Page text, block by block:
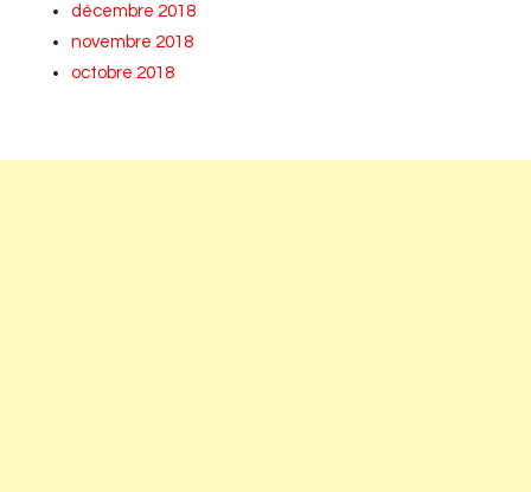
décembre 2018
novembre 2018
octobre 2018